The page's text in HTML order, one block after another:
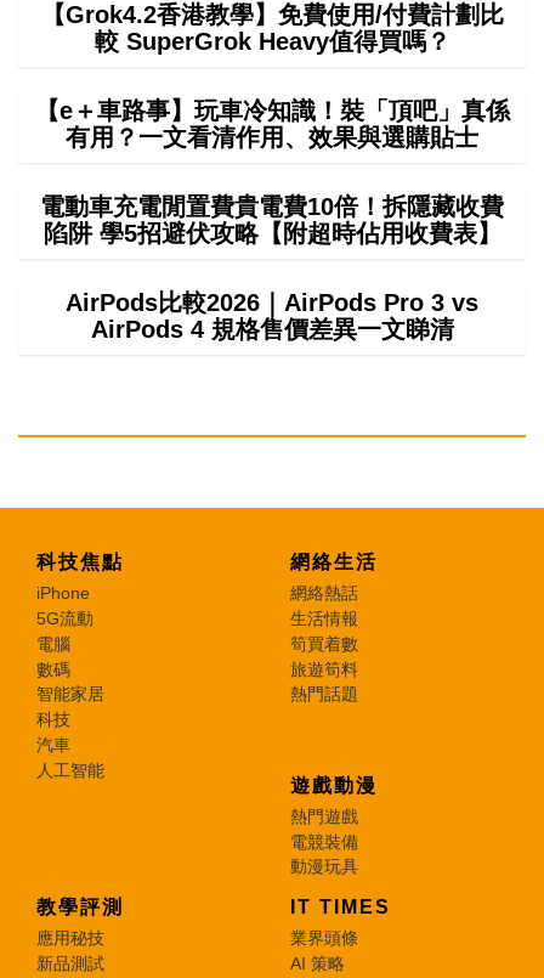
【Grok4.2香港教學】免費使用/付費計劃比
較 SuperGrok Heavy值得買嗎？
【e＋車路事】玩車冷知識！裝「頂吧」真係
有用？一文看清作用、效果與選購貼士
電動車充電閒置費貴電費10倍！拆隱藏收費
陷阱 學5招避伏攻略【附超時佔用收費表】
AirPods比較2026｜AirPods Pro 3 vs
AirPods 4 規格售價差異一文睇清
科技焦點
iPhone
5G流動
電腦
數碼
智能家居
科技
汽車
人工智能
網絡生活
網絡熱話
生活情報
筍買着數
旅遊筍料
熱門話題
遊戲動漫
熱門遊戲
電競裝備
動漫玩具
教學評測
應用秘技
新品測試
IT TIMES
業界頭條
AI 策略